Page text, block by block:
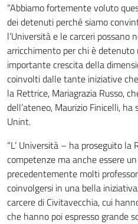
“Abbiamo fortemente voluto
dei detenuti perché siamo
l’Università e le carceri possano
arricchimento per chi è
importante crescita della
coinvolti dalle tante iniziative
la Rettrice, Mariagrazia Russo,
dell’ateneo, Maurizio Finicelli,
Unint.
“L’ Università – ha proseguito
competenze ma anche essere
precedentemente molti
coinvolgersi in una bella
carcere di Civitavecchia, cui
che hanno poi espresso grande